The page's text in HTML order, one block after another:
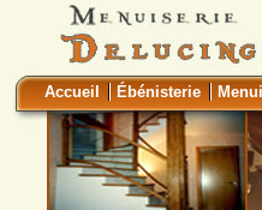
Accueil Ébénisterie